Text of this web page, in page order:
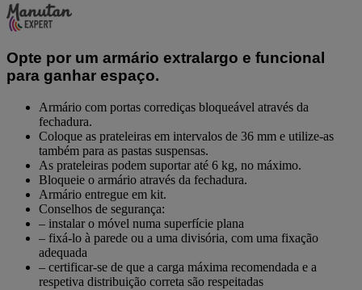
de
classificação
Link
a
mesma
página.
Opte por um armário extralargo e funcional
para ganhar espaço.
Armário com portas corrediças bloqueável através da
fechadura.
Coloque as prateleiras em intervalos de 36 mm e utilize-as
também para as pastas suspensas.
As prateleiras podem suportar até 6 kg, no máximo.
Bloqueie o armário através da fechadura.
Armário entregue em kit.
Conselhos de segurança:
– instalar o móvel numa superfície plana
– fixá-lo à parede ou a uma divisória, com uma fixação
adequada
– certificar-se de que a carga máxima recomendada e a
respetiva distribuição correta são respeitadas